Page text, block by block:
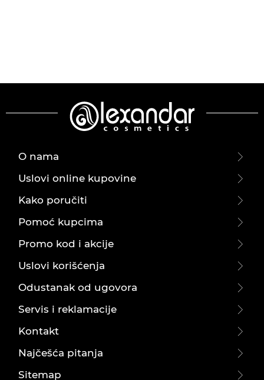
O nama
Uslovi online kupovine
Kako poručiti
Pomoć kupcima
Promo kod i akcije
Uslovi korišćenja
Odustanak od ugovora
Servis i reklamacije
Kontakt
Najčešća pitanja
Sitemap